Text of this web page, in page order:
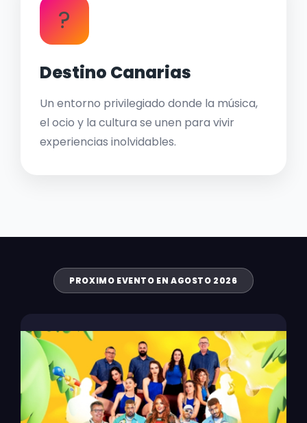
?
Destino Canarias
Un entorno privilegiado donde la música,
el ocio y la cultura se unen para vivir
experiencias inolvidables.
PROXIMO EVENTO EN AGOSTO 2026